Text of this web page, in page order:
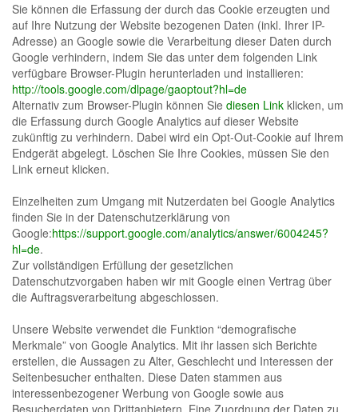
Sie können die Erfassung der durch das Cookie erzeugten und
auf Ihre Nutzung der Website bezogenen Daten (inkl. Ihrer IP-
Adresse) an Google sowie die Verarbeitung dieser Daten durch
Google verhindern, indem Sie das unter dem folgenden Link
verfügbare Browser-Plugin herunterladen und installieren:
http://tools.google.com/dlpage/gaoptout?hl=de
Alternativ zum Browser-Plugin können Sie diesen Link klicken, um
die Erfassung durch Google Analytics auf dieser Website
zukünftig zu verhindern. Dabei wird ein Opt-Out-Cookie auf Ihrem
Endgerät abgelegt. Löschen Sie Ihre Cookies, müssen Sie den
Link erneut klicken.
Einzelheiten zum Umgang mit Nutzerdaten bei Google Analytics
finden Sie in der Datenschutzerklärung von
Google:https://support.google.com/analytics/answer/6004245?
hl=de.
Zur vollständigen Erfüllung der gesetzlichen
Datenschutzvorgaben haben wir mit Google einen Vertrag über
die Auftragsverarbeitung abgeschlossen.
Unsere Website verwendet die Funktion “demografische
Merkmale” von Google Analytics. Mit ihr lassen sich Berichte
erstellen, die Aussagen zu Alter, Geschlecht und Interessen der
Seitenbesucher enthalten. Diese Daten stammen aus
interessenbezogener Werbung von Google sowie aus
Besucherdaten von Drittanbietern. Eine Zuordnung der Daten zu